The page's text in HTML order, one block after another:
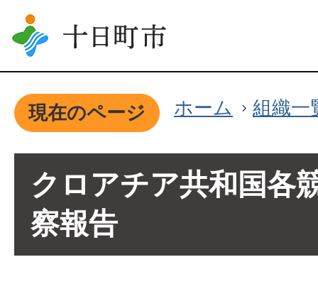
現在のページ ホーム 組織一
クロアチア共和国各
察報告